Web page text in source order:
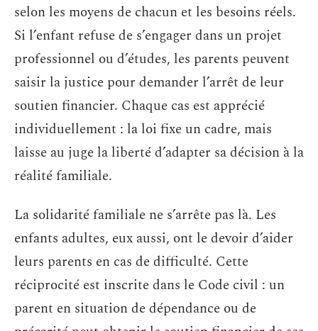
selon les moyens de chacun et les besoins réels.
Si l’enfant refuse de s’engager dans un projet
professionnel ou d’études, les parents peuvent
saisir la justice pour demander l’arrêt de leur
soutien financier. Chaque cas est apprécié
individuellement : la loi fixe un cadre, mais
laisse au juge la liberté d’adapter sa décision à la
réalité familiale.
La solidarité familiale ne s’arrête pas là. Les
enfants adultes, eux aussi, ont le devoir d’aider
leurs parents en cas de difficulté. Cette
réciprocité est inscrite dans le Code civil : un
parent en situation de dépendance ou de